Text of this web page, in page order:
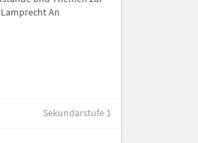
An
Sekundarstufe 1